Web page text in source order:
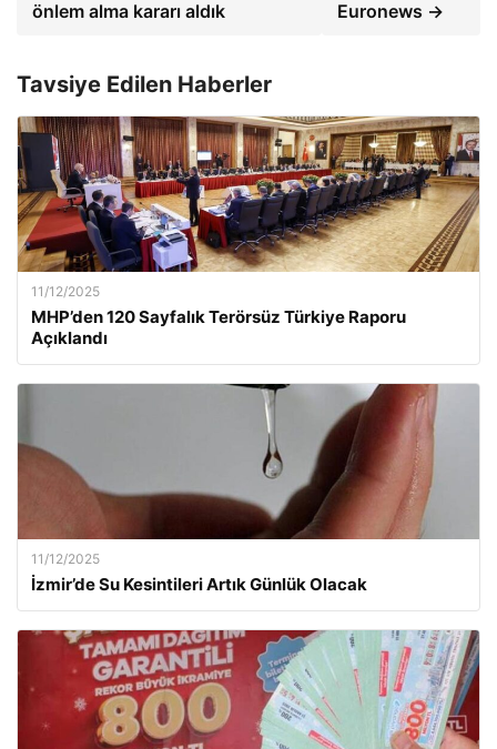
önlem alma kararı aldık Euronews →
Tavsiye Edilen Haberler
11/12/2025
MHP’den 120 Sayfalık Terörsüz Türkiye Raporu
Açıklandı
11/12/2025
İzmir’de Su Kesintileri Artık Günlük Olacak